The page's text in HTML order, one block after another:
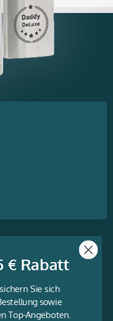
€ Rabatt
Sie sich
sowie
Top-Angeboten.